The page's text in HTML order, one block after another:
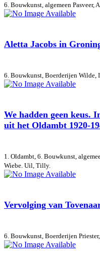
6. Bouwkunst, algemeen Pasveer,
Aletta Jacobs in
6. Bouwkunst, Boerderijen Wilde,
We hadden geen keus.
uit het Oldambt 1920-
1. Oldambt, 6. Bouwkunst,
Wiebe. Uil, Tilly.
Vervolging van
6. Bouwkunst, Boerderijen